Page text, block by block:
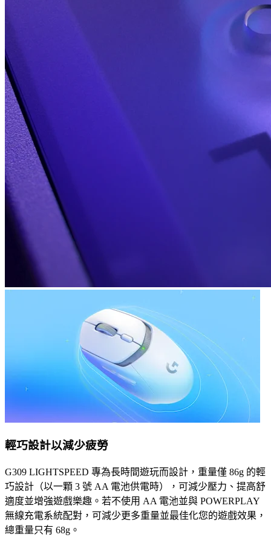
輕巧設計以減少疲勞
G309 LIGHTSPEED 專為長時間遊玩而設計，重量僅 86g 的輕
巧設計（以一顆 3 號 AA 電池供電時），可減少壓力、提高舒
適度並增強遊戲樂趣。若不使用 AA 電池並與 POWERPLAY
無線充電系統配對，可減少更多重量並最佳化您的遊戲效果，
總重量只有 68g。